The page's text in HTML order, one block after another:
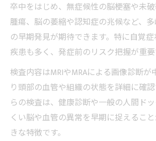
卒中をはじめ、無症候性の脳梗塞や未
腫瘍、脳の萎縮や認知症の兆候など、
の早期発見が期待できます。特に自覚
疾患も多く、発症前のリスク把握が重要
検査内容はMRIやMRAによる画像診断が
り頭部の血管や組織の状態を詳細に確
らの検査は、健康診断や一般の人間ド
くい脳や血管の異常を早期に捉えるこ
きな特徴です。